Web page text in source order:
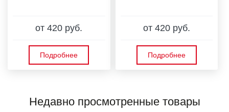
от 420 руб.
Подробнее
от 420 руб.
Подробнее
Недавно просмотренные товары